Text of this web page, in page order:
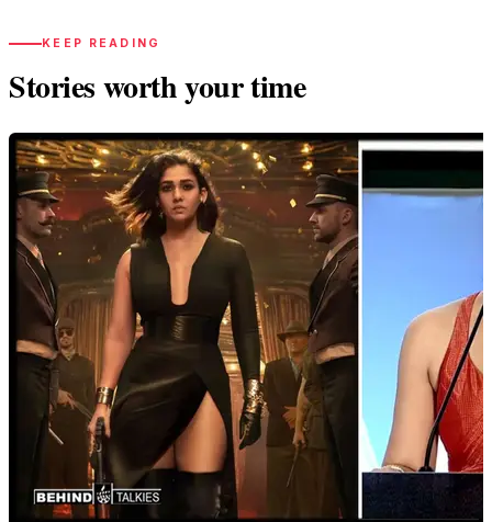
KEEP READING
Stories worth your time